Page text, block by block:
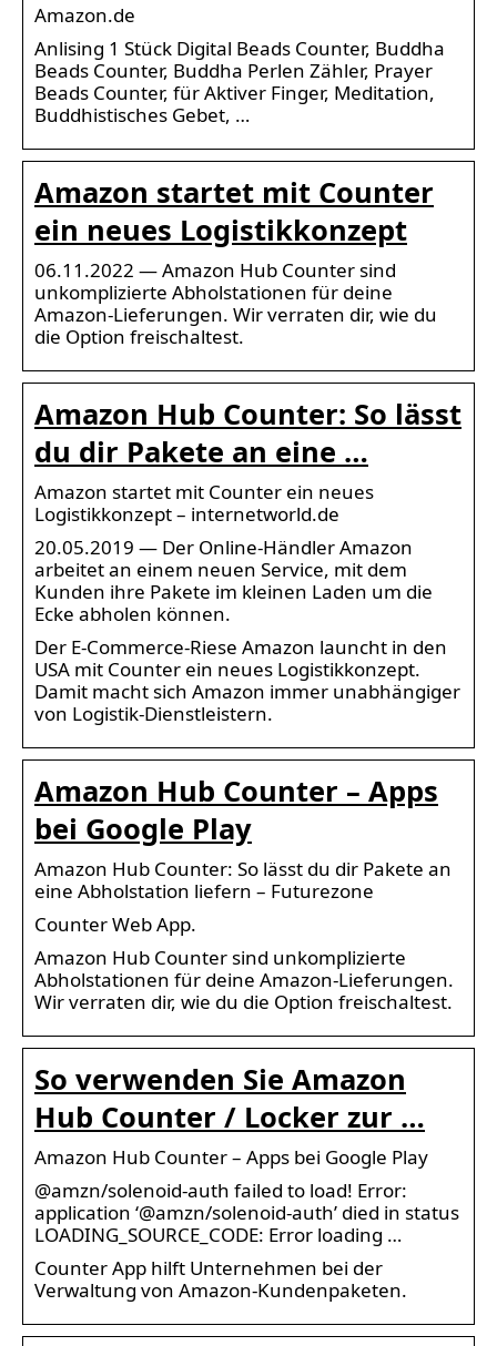
Amazon.de
Anlising 1 Stück Digital Beads Counter, Buddha
Beads Counter, Buddha Perlen Zähler, Prayer
Beads Counter, für Aktiver Finger, Meditation,
Buddhistisches Gebet, …
Amazon startet mit Counter
ein neues Logistikkonzept
06.11.2022 — Amazon Hub Counter sind
unkomplizierte Abholstationen für deine
Amazon-Lieferungen. Wir verraten dir, wie du
die Option freischaltest.
Amazon Hub Counter: So lässt
du dir Pakete an eine …
Amazon startet mit Counter ein neues
Logistikkonzept – internetworld.de
20.05.2019 — Der Online-Händler Amazon
arbeitet an einem neuen Service, mit dem
Kunden ihre Pakete im kleinen Laden um die
Ecke abholen können.
Der E-Commerce-Riese Amazon launcht in den
USA mit Counter ein neues Logistikkonzept.
Damit macht sich Amazon immer unabhängiger
von Logistik-Dienstleistern.
Amazon Hub Counter – Apps
bei Google Play
Amazon Hub Counter: So lässt du dir Pakete an
eine Abholstation liefern – Futurezone
Counter Web App.
Amazon Hub Counter sind unkomplizierte
Abholstationen für deine Amazon-Lieferungen.
Wir verraten dir, wie du die Option freischaltest.
So verwenden Sie Amazon
Hub Counter / Locker zur …
Amazon Hub Counter – Apps bei Google Play
@amzn/solenoid-auth failed to load! Error:
application ‘@amzn/solenoid-auth’ died in status
LOADING_SOURCE_CODE: Error loading …
Counter App hilft Unternehmen bei der
Verwaltung von Amazon-Kundenpaketen.